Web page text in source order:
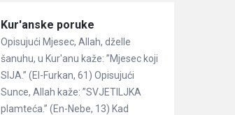
Članci
Kur'anske poruke
Opisujući Mjesec, Allah, dželle
šanuhu, u Kur'anu kaže: ”Mjesec koji
SIJA.” (El-Furkan, 61) Opisujući
Sunce, Allah kaže: ”SVJETILJKA
plamteća.” (En-Nebe, 13) Kad